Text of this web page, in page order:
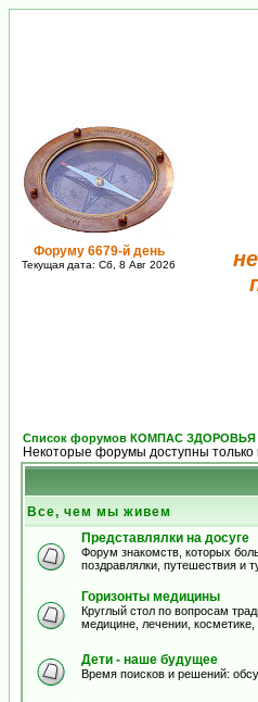
Форуму 6679-й день
Текущая дата: Сб, 8 Авг 2026
Список форумов КОМПАС ЗДОРОВЬЯ
Некоторые форумы доступны только
Все, чем мы живем
Представлялки на досуге
Форум знакомств, которых
поздравлялки, путешествия и
Горизонты медицины
Круглый стол по вопросам
медицине, лечении,
Дети - наше будущее
Время поисков и решений: